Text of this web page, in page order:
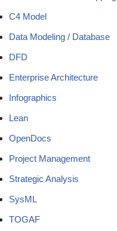
C4 Model
Data Modeling / Database
DFD
Enterprise Architecture
Infographics
Lean
OpenDocs
Project Management
Strategic Analysis
SysML
TOGAF